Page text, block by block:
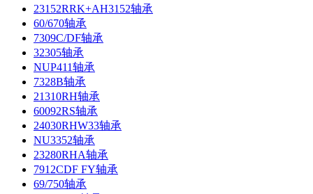
23152RRK+AH3152轴承
60/670轴承
7309C/DF轴承
32305轴承
NUP411轴承
7328B轴承
21310RH轴承
60092RS轴承
24030RHW33轴承
NU3352轴承
23280RHA轴承
7912CDF FY轴承
69/750轴承